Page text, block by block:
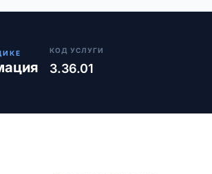
КОД УСЛУГИ
3.36.01